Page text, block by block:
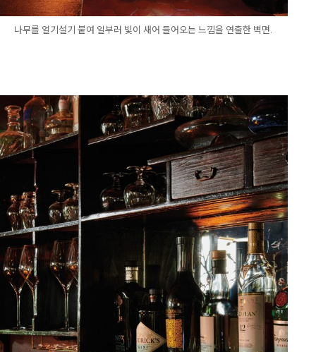
나무를 얼기설기 붙여 일부러 빛이 새어 들어오는 느낌을 연출한 벽면.